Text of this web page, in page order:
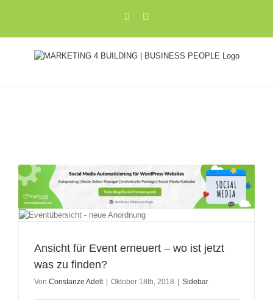
Xing
Ansicht für Event erneuert – wo ist jetzt
was zu finden?
Von Constanze Adelt | Oktober 18th, 2018 | Sidebar